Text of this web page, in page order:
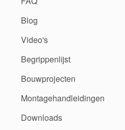
Blog
Video's
Begrippenlijst
Bouwprojecten
Montagehandleidingen
Downloads